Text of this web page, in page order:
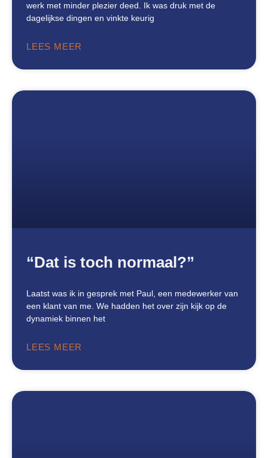
werk met minder plezier deed. Ik was druk met de
dagelijkse dingen en vinkte keurig
LEES MEER
“Dat is toch normaal?”
Laatst was ik in gesprek met Paul, een medewerker van
een klant van me. We hadden het over zijn kijk op de
dynamiek binnen het
LEES MEER